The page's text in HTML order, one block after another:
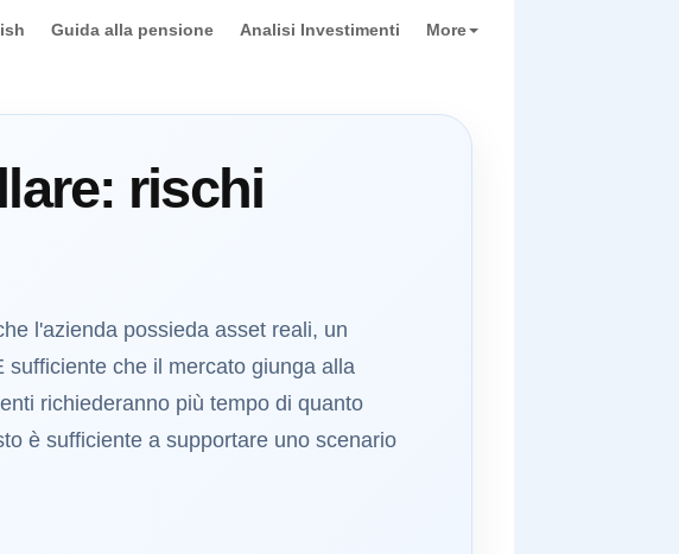
Guida alla pensione Analisi Investimenti More
rischi
l'azienda possieda asset reali, un
che il mercato giunga alla
richiederanno più tempo di quanto
è sufficiente a supportare uno scenario